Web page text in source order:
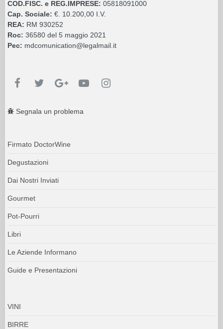
COD.FISC. e REG.IMPRESE: 05818091000
Cap. Sociale: €. 10.200,00 I.V.
REA: RM 930252
Roc: 36580 del 5 maggio 2021
Pec: mdcomunication@legalmail.it
Segnala un problema
Firmato DoctorWine
Degustazioni
Dai Nostri Inviati
Gourmet
Pot-Pourri
Libri
Le Aziende Informano
Guide e Presentazioni
VINI
BIRRE